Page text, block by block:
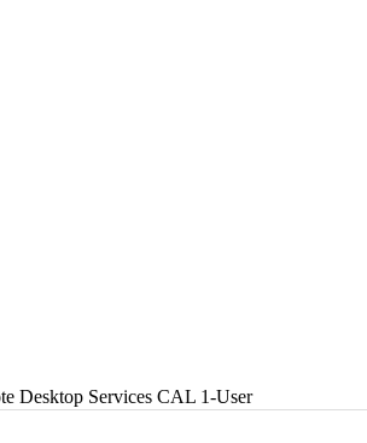
Desktop Services CAL 1-User